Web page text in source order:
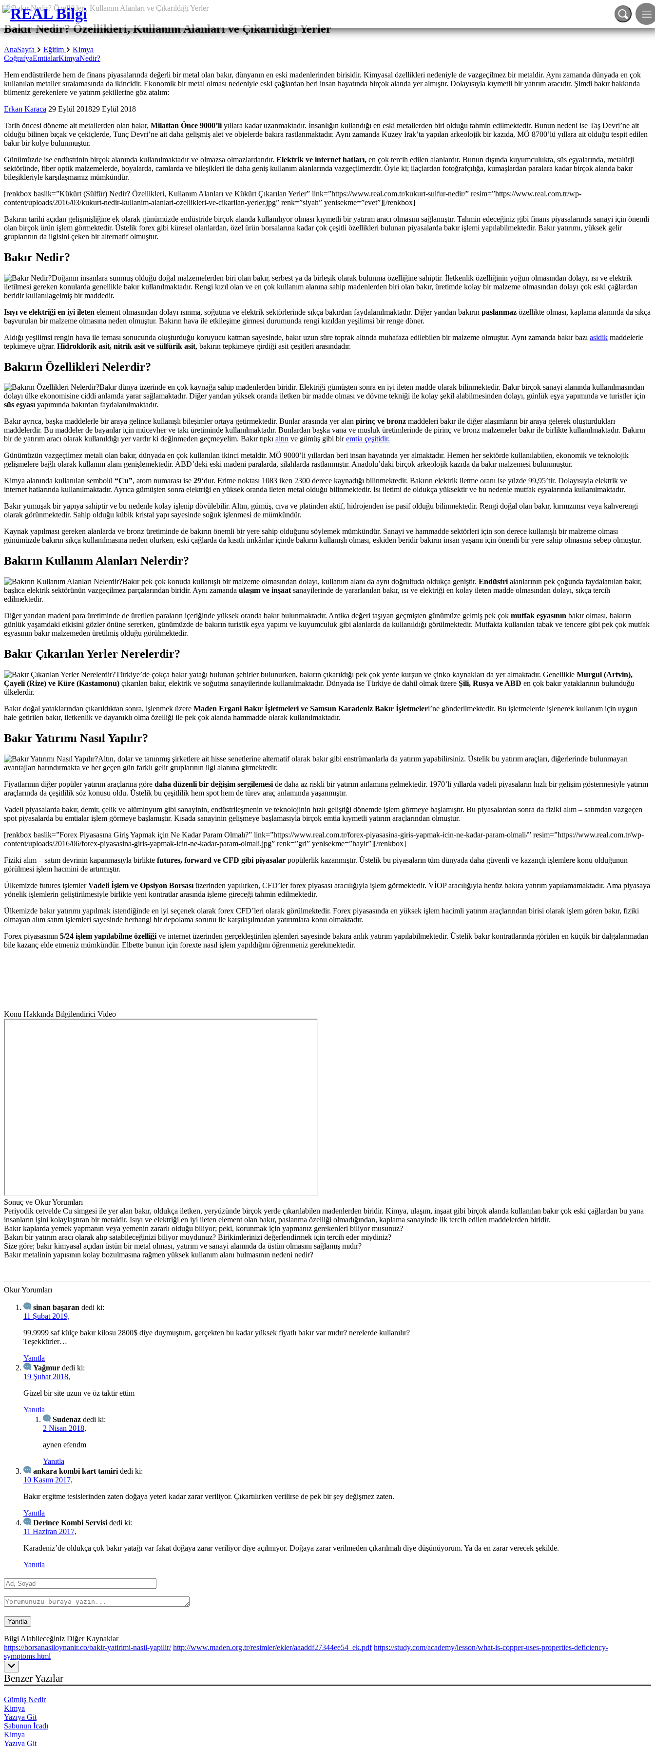
Bakır Nedir? Özellikleri, Kullanım Alanları ve Çıkarıldığı Yerler
AnaSayfa Eğitim
Kimya
CoğrafyaEmtialarKimyaNedir?
Hem endüstrilerde hem de finans piyasalarında değerli bir metal olan bakır, dünyanın en eski madenlerinden birisidir. Kimyasal özellikleri nedeniyle de vazgeçilmez bir metaldir. Aynı zamanda dünyada en çok
kullanılan metaller sıralamasında da ikincidir. Ekonomik bir metal olması nedeniyle eski çağlardan beri insan hayatında birçok alanda yer almıştır. Dolayısıyla kıymetli bir yatırım aracıdır. Şimdi bakır hakkında
bilmeniz gerekenlere ve yatırım şekillerine göz atalım:
Erkan Karaca 29 Eylül 201829 Eylül 2018
Tarih öncesi döneme ait metallerden olan bakır, Milattan Önce 9000’li yıllara kadar uzanmaktadır. İnsanlığın kullandığı en eski metallerden biri olduğu tahmin edilmektedir. Bunun nedeni ise Taş Devri’ne ait
olduğu bilinen bıçak ve çekiçlerde, Tunç Devri’ne ait daha gelişmiş alet ve objelerde bakıra rastlanmaktadır. Aynı zamanda Kuzey Irak’ta yapılan arkeolojik bir kazıda, MÖ 8700’lü yıllara ait olduğu tespit edilen
bakır bir kolye bulunmuştur.
Günümüzde ise endüstrinin birçok alanında kullanılmaktadır ve olmazsa olmazlardandır. Elektrik ve internet hatları, en çok tercih edilen alanlardır. Bunun dışında kuyumculukta, süs eşyalarında, metalürji
sektöründe, fiber optik malzemelerde, boyalarda, camlarda ve bileşikleri ile daha geniş kullanım alanlarında vazgeçilmezdir. Öyle ki; ilaçlardan fotoğrafçılığa, kumaşlardan paralara kadar birçok alanda bakır
bileşikleriyle karşılaşmamız mümkündür.
[renkbox baslik=”Kükürt (Sülfür) Nedir? Özellikleri, Kullanım Alanları ve Kükürt Çıkarılan Yerler” link=”https://www.real.com.tr/kukurt-sulfur-nedir/” resim=”https://www.real.com.tr/wp-
content/uploads/2016/03/kukurt-nedir-kullanim-alanlari-ozellikleri-ve-cikarilan-yerler.jpg” renk=”siyah” yenisekme=”evet”][/renkbox]
Bakırın tarihi açıdan gelişmişliğine ek olarak günümüzde endüstride birçok alanda kullanılıyor olması kıymetli bir yatırım aracı olmasını sağlamıştır. Tahmin edeceğiniz gibi finans piyasalarında sanayi için önemli
olan birçok ürün işlem görmektedir. Üstelik forex gibi küresel olanlardan, özel ürün borsalarına kadar çok çeşitli özellikleri bulunan piyasalarda bakır işlemi yapılabilmektedir. Bakır yatırımı, yüksek gelir
gruplarının da ilgisini çeken bir alternatif olmuştur.
Bakır Nedir?
Doğanın insanlara sunmuş olduğu doğal malzemelerden biri olan bakır, serbest ya da birleşik olarak bulunma özelliğine sahiptir. İletkenlik özelliğinin yoğun olmasından dolayı, ısı ve elektrik
iletilmesi gereken konularda genellikle bakır kullanılmaktadır. Rengi kızıl olan ve en çok kullanım alanına sahip madenlerden biri olan bakır, üretimde kolay bir malzeme olmasından dolayı çok eski çağlardan
beridir kullanılagelmiş bir maddedir.
Isıyı ve elektriği en iyi ileten element olmasından dolayı ısınma, soğutma ve elektrik sektörlerinde sıkça bakırdan faydalanılmaktadır. Diğer yandan bakırın paslanmaz özellikte olması, kaplama alanında da sıkça
başvurulan bir malzeme olmasına neden olmuştur. Bakırın hava ile etkileşime girmesi durumunda rengi kızıldan yeşilimsi bir renge döner.
Aldığı yeşilimsi rengin hava ile teması sonucunda oluşturduğu koruyucu katman sayesinde, bakır uzun süre toprak altında muhafaza edilebilen bir malzeme olmuştur. Aynı zamanda bakır bazı asidik maddelerle
tepkimeye uğrar. Hidroklorik asit, nitrik asit ve sülfürik asit, bakırın tepkimeye girdiği asit çeşitleri arasındadır.
Bakırın Özellikleri Nelerdir?
Bakır dünya üzerinde en çok kaynağa sahip madenlerden biridir. Elektriği gümüşten sonra en iyi ileten madde olarak bilinmektedir. Bakır birçok sanayi alanında kullanılmasından
dolayı ülke ekonomisine ciddi anlamda yarar sağlamaktadır. Diğer yandan yüksek oranda iletken bir madde olması ve dövme tekniği ile kolay şekil alabilmesinden dolayı, günlük eşya yapımında ve turistler için
süs eşyasıyapımında bakırdan faydalanılmaktadır.
Bakır ayrıca, başka maddelerle bir araya gelince kullanışlı bileşimler ortaya getirmektedir. Bunlar arasında yer alan pirinç ve bronz maddeleri bakır ile diğer alaşımların bir araya gelerek oluşturdukları
maddelerdir. Bu maddeler de bayanlar için mücevher ve takı üretiminde kullanılmaktadır. Bunlardan başka vana ve musluk üretimlerinde de pirinç ve bronz malzemeler bakır ile birlikte kullanılmaktadır. Bakırın
bir de yatırım aracı olarak kullanıldığı yer vardır ki değinmeden geçmeyelim. Bakır tıpkı altın ve gümüş gibi biremtia çeşitidir.
Günümüzün vazgeçilmez metali olan bakır, dünyada en çok kullanılan ikinci metaldir. MÖ 9000’li yıllardan beri insan hayatında yer almaktadır. Hemen her sektörde kullanılabilen, ekonomik ve teknolojik
gelişmelere bağlı olarak kullanım alanı genişlemektedir. ABD’deki eski madeni paralarda, silahlarda rastlanmıştır. Anadolu’daki birçok arkeolojik kazıda da bakır malzemesi bulunmuştur.
Kimya alanında kullanılan sembolü “Cu”, atom numarası ise 29‘dur. Erime noktası 1083 iken 2300 derece kaynadığı bilinmektedir. Bakırın elektrik iletme oranı ise yüzde 99,95’tir. Dolayısıyla elektrik ve
internet hatlarında kullanılmaktadır. Ayrıca gümüşten sonra elektriği en yüksek oranda ileten metal olduğu bilinmektedir. Isı iletimi de oldukça yüksektir ve bu nedenle mutfak eşyalarında kullanılmaktadır.
Bakır yumuşak bir yapıya sahiptir ve bu nedenle kolay işlenip dövülebilir. Altın, gümüş, cıva ve platinden aktif, hidrojenden ise pasif olduğu bilinmektedir. Rengi doğal olan bakır, kırmızımsı veya kahverengi
olarak görünmektedir. Sahip olduğu kübik kristal yapı sayesinde soğuk işlenmesi de mümkündür.
Kaynak yapılması gereken alanlarda ve bronz üretiminde de bakırın önemli bir yere sahip olduğunu söylemek mümkündür. Sanayi ve hammadde sektörleri için son derece kullanışlı bir malzeme olması
günümüzde bakırın sıkça kullanılmasına neden olurken, eski çağlarda da kısıtlı imkânlar içinde bakırın kullanışlı olması, eskiden beridir bakırın insan yaşamı için önemli bir yere sahip olmasına sebep olmuştur.
Bakırın Kullanım Alanları Nelerdir?
Bakır pek çok konuda kullanışlı bir malzeme olmasından dolayı, kullanım alanı da aynı doğrultuda oldukça geniştir. Endüstri alanlarının pek çoğunda faydalanılan bakır,
başlıca elektrik sektörünün vazgeçilmez parçalarından biridir. Aynı zamanda ulaşım ve inşaat sanayilerinde de yararlanılan bakır, ısı ve elektriği en kolay ileten madde olmasından dolayı, sıkça tercih
edilmektedir.
Diğer yandan madeni para üretiminde de üretilen paraların içeriğinde yüksek oranda bakır bulunmaktadır. Antika değeri taşıyan geçmişten günümüze gelmiş pek çok mutfak eşyasının bakır olması, bakırın
günlük yaşamdaki etkisini gözler önüne sererken, günümüzde de bakırın turistik eşya yapımı ve kuyumculuk gibi alanlarda da kullanıldığı görülmektedir. Mutfakta kullanılan tabak ve tencere gibi pek çok mutfak
eşyasının bakır malzemeden üretilmiş olduğu görülmektedir.
Bakır Çıkarılan Yerler Nerelerdir?
Türkiye’de çokça bakır yatağı bulunan şehirler bulunurken, bakırın çıkarıldığı pek çok yerde kurşun ve çinko kaynakları da yer almaktadır. Genellikle Murgul (Artvin),
Çayeli (Rize) ve Küre (Kastamonu) çıkarılan bakır, elektrik ve soğutma sanayilerinde kullanılmaktadır. Dünyada ise Türkiye de dahil olmak üzere Şili, Rusya ve ABD en çok bakır yataklarının bulunduğu
ülkelerdir.
Bakır doğal yataklarından çıkarıldıktan sonra, işlenmek üzere Maden Ergani Bakır İşletmeleri ve Samsun Karadeniz Bakır İşletmeleri’ne gönderilmektedir. Bu işletmelerde işlenerek kullanım için uygun
hale getirilen bakır, iletkenlik ve dayanıklı olma özelliği ile pek çok alanda hammadde olarak kullanılmaktadır.
Bakır Yatırımı Nasıl Yapılır?
Altın, dolar ve tanınmış şirketlere ait hisse senetlerine alternatif olarak bakır gibi enstrümanlarla da yatırım yapabilirsiniz. Üstelik bu yatırım araçları, diğerlerinde bulunmayan
avantajları barındırmakta ve her geçen gün farklı gelir gruplarının ilgi alanına girmektedir.
Fiyatlarının diğer popüler yatırım araçlarına göre daha düzenli bir değişim sergilemesi de daha az riskli bir yatırım anlamına gelmektedir. 1970’li yıllarda vadeli piyasaların hızlı bir gelişim göstermesiyle yatırım
araçlarında da çeşitlilik söz konusu oldu. Üstelik bu çeşitlilik hem spot hem de türev araç anlamında yaşanmıştır.
Vadeli piyasalarda bakır, demir, çelik ve alüminyum gibi sanayinin, endüstrileşmenin ve teknolojinin hızlı geliştiği dönemde işlem görmeye başlamıştır. Bu piyasalardan sonra da fiziki alım – satımdan vazgeçen
spot piyasalarda bu emtialar işlem görmeye başlamıştır. Kısada sanayinin gelişmeye başlamasıyla birçok emtia kıymetli yatırım araçlarından olmuştur.
[renkbox baslik=”Forex Piyasasına Giriş Yapmak için Ne Kadar Param Olmalı?” link=”https://www.real.com.tr/forex-piyasasina-giris-yapmak-icin-ne-kadar-param-olmali/” resim=”https://www.real.com.tr/wp-
content/uploads/2016/06/forex-piyasasina-giris-yapmak-icin-ne-kadar-param-olmali.jpg” renk=”gri” yenisekme=”hayir”][/renkbox]
Fiziki alım – satım devrinin kapanmasıyla birlikte futures, forward ve CFD gibi piyasalar popülerlik kazanmıştır. Üstelik bu piyasaların tüm dünyada daha güvenli ve kazançlı işlemlere konu olduğunun
görülmesi işlem hacmini de artırmıştır.
Ülkemizde futures işlemlerVadeli İşlem ve Opsiyon Borsası üzerinden yapılırken, CFD’ler forex piyasası aracılığıyla işlem görmektedir. VİOP aracılığıyla henüz bakıra yatırım yapılamamaktadır. Ama piyasaya
yönelik işlemlerin geliştirilmesiyle birlikte yeni kontratlar arasında işleme gireceği tahmin edilmektedir.
Ülkemizde bakır yatırımı yapılmak istendiğinde en iyi seçenek olarak forex CFD’leri olarak görülmektedir. Forex piyasasında en yüksek işlem hacimli yatırım araçlarından birisi olarak işlem gören bakır, fiziki
olmayan alım satım işlemleri sayesinde herhangi bir depolama sorunu ile karşılaşılmadan yatırımlara konu olmaktadır.
Forex piyasasının 5/24 işlem yapılabilme özelliği ve internet üzerinden gerçekleştirilen işlemleri sayesinde bakıra anlık yatırım yapılabilmektedir. Üstelik bakır kontratlarında görülen en küçük bir dalgalanmadan
bile kazanç elde etmeniz mümkündür. Elbette bunun için forexte nasıl işlem yapıldığını öğrenmeniz gerekmektedir.
Konu Hakkında Bilgilendirici Video
Sonuç ve Okur Yorumları
Periyodik cetvelde Cu simgesi ile yer alan bakır, oldukça iletken, yeryüzünde birçok yerde çıkarılabilen madenlerden biridir. Kimya, ulaşım, inşaat gibi birçok alanda kullanılan bakır çok eski çağlardan bu yana
insanların işini kolaylaştıran bir metaldir. Isıyı ve elektriği en iyi ileten element olan bakır, paslanma özelliği olmadığından, kaplama sanayinde ilk tercih edilen maddelerden biridir.
Bakır kaplarda yemek yapmanın veya yemenin zararlı olduğu biliyor; peki, korunmak için yapmanız gerekenleri biliyor musunuz?
Bakırı bir yatırım aracı olarak alıp satabileceğinizi biliyor muydunuz? Birikimlerinizi değerlendirmek için tercih eder miydiniz?
Size göre; bakır kimyasal açıdan üstün bir metal olması, yatırım ve sanayi alanında da üstün olmasını sağlamış mıdır?
Bakır metalinin yapısının kolay bozulmasına rağmen yüksek kullanım alanı bulmasının nedeni nedir?
Okur Yorumları
sinan başaran dedi ki:
11 Şubat 2019,
99.9999 saf külçe bakır kilosu 2800$ diye duymuştum, gerçekten bu kadar yüksek fiyatlı bakır var mıdır? nerelerde kullanılır?
Teşekkürler…
Yanıtla
Yağmur dedi ki:
19 Şubat 2018,
Güzel bir site uzun ve öz taktir ettim
Yanıtla
Sudenaz dedi ki:
2 Nisan 2018,
aynen efendm
Yanıtla
ankara kombi kart tamiri dedi ki:
10 Kasım 2017,
Bakır ergitme tesislerinden zaten doğaya yeteri kadar zarar veriliyor. Çıkartılırken verilirse de pek bir şey değişmez zaten.
Yanıtla
Derince Kombi Servisi dedi ki:
11 Haziran 2017,
Karadeniz’de oldukça çok bakır yatağı var fakat doğaya zarar veriliyor diye açılmıyor. Doğaya zarar verilmeden çıkarılmalı diye düşünüyorum. Ya da en zarar verecek şekilde.
Yanıtla
Bilgi Alabileceğiniz Diğer Kaynaklar
https://borsanasiloynanir.co/bakir-yatirimi-nasil-yapilir/ http://www.maden.org.tr/resimler/ekler/aaaddf27344ee54_ek.pdf https://study.com/academy/lesson/what-is-copper-uses-properties-deficiency-
symptoms.html
Benzer Yazılar
Gümüş Nedir
Kimya
Yazıya Git
Sabunun İcadı
Kimya
Yazıya Git